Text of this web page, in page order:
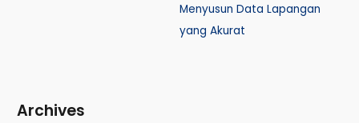
Menyusun Data Lapangan
yang Akurat
Archives